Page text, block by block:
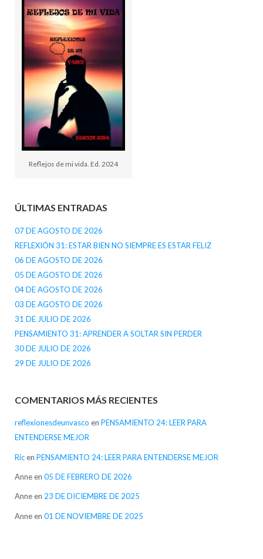
Reflejos de mi vida. Ed. 2024
ÚLTIMAS ENTRADAS
07 DE AGOSTO DE 2026
REFLEXIÓN 31: ESTAR BIEN NO SIEMPRE ES ESTAR FELIZ
06 DE AGOSTO DE 2026
05 DE AGOSTO DE 2026
04 DE AGOSTO DE 2026
03 DE AGOSTO DE 2026
31 DE JULIO DE 2026
PENSAMIENTO 31: APRENDER A SOLTAR SIN PERDER
30 DE JULIO DE 2026
29 DE JULIO DE 2026
COMENTARIOS MÁS RECIENTES
reflexionesdeunvasco en PENSAMIENTO 24: LEER PARA
ENTENDERSE MEJOR
Ricen PENSAMIENTO 24: LEER PARA ENTENDERSE MEJOR
Anneen 05 DE FEBRERO DE 2026
Anneen 23 DE DICIEMBRE DE 2025
Anneen 01 DE NOVIEMBRE DE 2025